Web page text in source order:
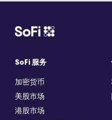
SoFi 服务
加密货币
美股市场
港股市场